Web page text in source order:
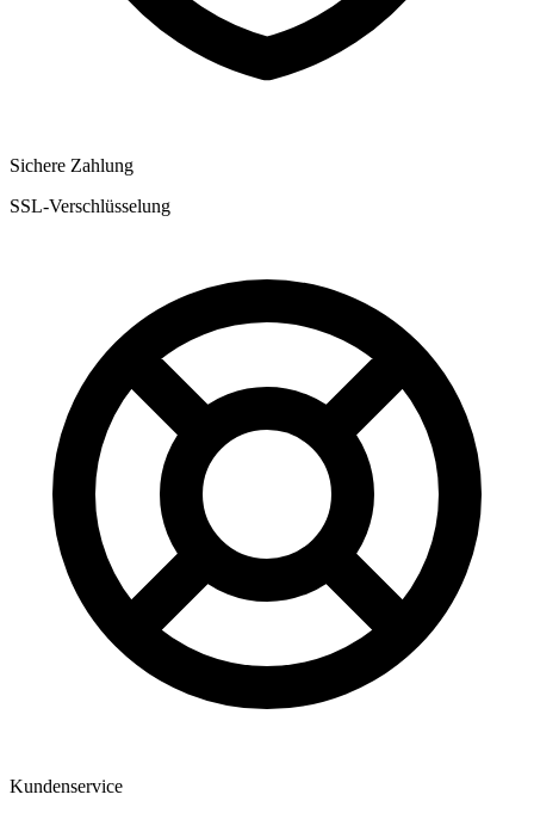
Sichere Zahlung
SSL-Verschlüsselung
Kundenservice